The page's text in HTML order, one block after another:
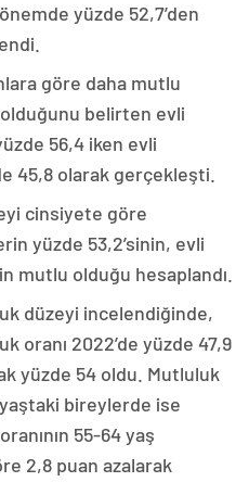
yüzde 52,7’den
göre daha mutlu
belirten evli
56,4 iken evli
45,8 olarak gerçekleşti.
cinsiyete göre
yüzde 53,2’sinin, evli
mutlu olduğu hesaplandı.
düzeyi incelendiğinde,
oranı 2022’de yüzde 47,9
yüzde 54 oldu. Mutluluk
yaştaki bireylerde ise
55-64 yaş
2,8 puan azalarak